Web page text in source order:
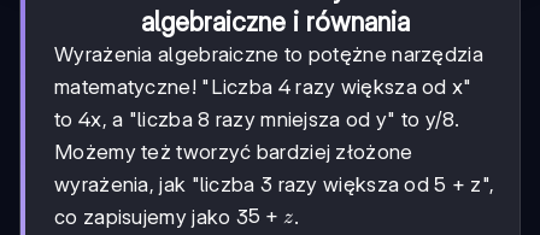
algebraiczne i równania
Wyrażenia algebraiczne to potężne narzędzia
matematyczne! "Liczba 4 razy większa od x"
to 4x, a "liczba 8 razy mniejsza od y" to y/8.
Możemy też tworzyć bardziej złożone
wyrażenia, jak "liczba 3 razy większa od 5 + z",
co zapisujemy jako 35
5 + z.